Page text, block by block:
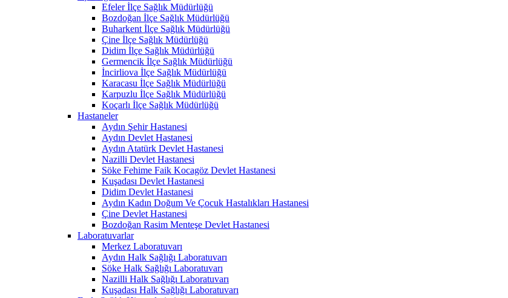
Efeler İlçe Sağlık Müdürlüğü
Bozdoğan İlçe Sağlık Müdürlüğü
Buharkent İlçe Sağlık Müdürlüğü
Çine İlçe Sağlık Müdürlüğü
Didim İlçe Sağlık Müdürlüğü
Germencik İlçe Sağlık Müdürlüğü
İncirliova İlçe Sağlık Müdürlüğü
Karacasu İlçe Sağlık Müdürlüğü
Karpuzlu İlçe Sağlık Müdürlüğü
Koçarlı İlçe Sağlık Müdürlüğü
Hastaneler
Aydın Şehir Hastanesi
Aydın Devlet Hastanesi
Aydın Atatürk Devlet Hastanesi
Nazilli Devlet Hastanesi
Söke Fehime Faik Kocagöz Devlet Hastanesi
Kuşadası Devlet Hastanesi
Didim Devlet Hastanesi
Aydın Kadın Doğum Ve Çocuk Hastalıkları Hastanesi
Çine Devlet Hastanesi
Bozdoğan Rasim Menteşe Devlet Hastanesi
Laboratuvarlar
Merkez Laboratuvarı
Aydın Halk Sağlığı Laboratuvarı
Söke Halk Sağlığı Laboratuvarı
Nazilli Halk Sağlığı Laboratuvarı
Kuşadası Halk Sağlığı Laboratuvarı